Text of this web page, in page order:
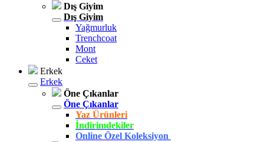
Dış Giyim
Dış Giyim
Yağmurluk
Trenchcoat
Mont
Ceket
Erkek
Erkek
Öne Çıkanlar
Öne Çıkanlar
Yaz Ürünleri
İndirimdekiler
Online Özel Koleksiyon